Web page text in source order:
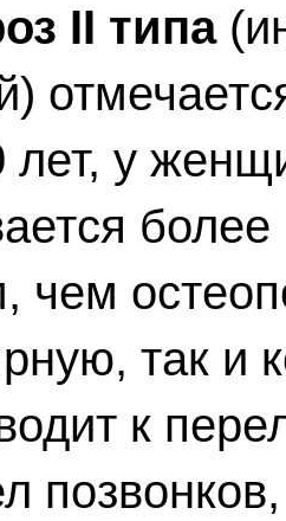
II типа
лет, у
чем
так и
к